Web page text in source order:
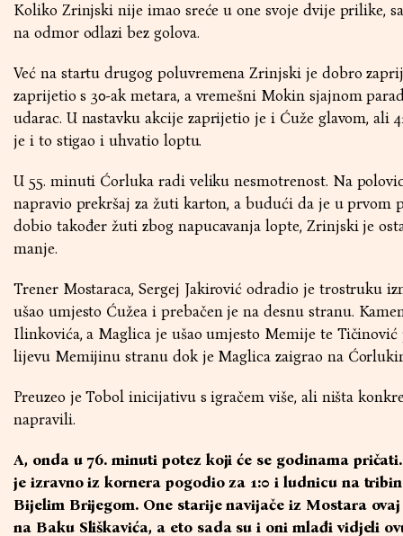
Koliko Zrinjski nije imao sreće u one svoje dvije prilike,
na odmor odlazi bez golova.
Već na startu drugog poluvremena Zrinjski je dobro
zaprijetio s 30-ak metara, a vremešni Mokin sjajnom
udarac. U nastavku akcije zaprijetio je i Ćuže glavom, ali
je i to stigao i uhvatio loptu.
U 55. minuti Ćorluka radi veliku nesmotrenost. Na
napravio prekršaj za žuti karton, a budući da je u prvom
dobio također žuti zbog napucavanja lopte, Zrinjski je
manje.
Trener Mostaraca, Sergej Jakirović odradio je trostruku
ušao umjesto Ćužea i prebačen je na desnu stranu.
Ilinkovića, a Maglica je ušao umjesto Memije te Tičinović
lijevu Memijinu stranu dok je Maglica zaigrao na
Preuzeo je Tobol inicijativu s igračem više, ali ništa
napravili.
A, onda u 76. minuti potez koji će se godinama
je izravno iz kornera pogodio za 1:0 i ludnicu na
Bijelim Brijegom. One starije navijače iz Mostara
na Baku Sliškavića, a eto sada su i oni mlađi vidjeli